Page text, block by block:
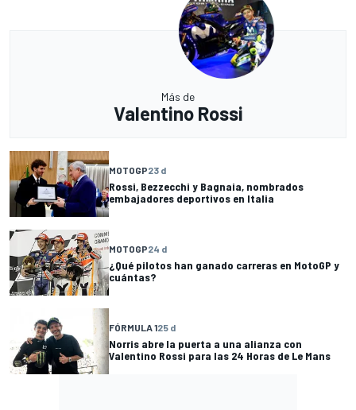
Más de
Valentino Rossi
MOTOGP23 d
Rossi, Bezzecchi y Bagnaia, nombrados
embajadores deportivos en Italia
MOTOGP24 d
¿Qué pilotos han ganado carreras en MotoGP y
cuántas?
FÓRMULA 125 d
Norris abre la puerta a una alianza con
Valentino Rossi para las 24 Horas de Le Mans